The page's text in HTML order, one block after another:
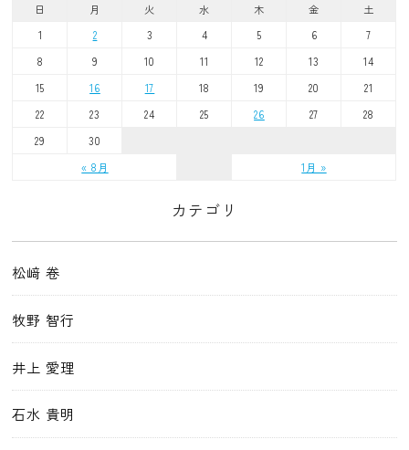
日
月 火 水 木 金 土
« 8月 1月 »
1 2 3 4 5 6
7
8
9 10 11 12 13
14
15
16 17 18 19 20
21
22
23 24 25 26 27
28
29
30
カテゴリ
松﨑 卷
牧野 智行
井上 愛理
石水 貴明